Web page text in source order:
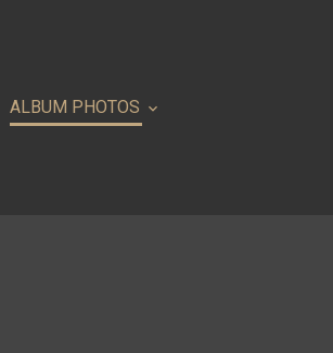
ALBUM PHOTOS